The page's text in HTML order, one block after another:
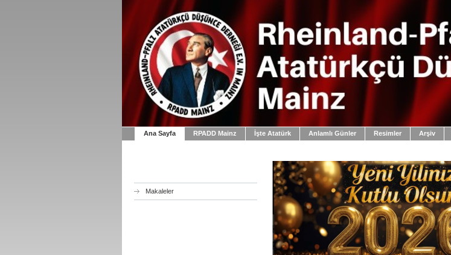
Ana Sayfa RPADD Mainz İşte Atatürk Anlamlı Günler Resimler Arşiv
Makaleler